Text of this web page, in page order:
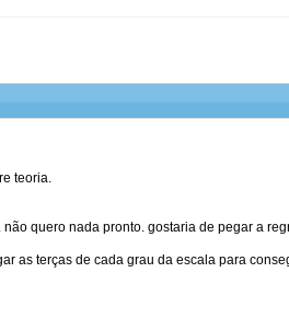
teoria.
quero nada pronto. gostaria de pegar a
as terças de cada grau da escala para